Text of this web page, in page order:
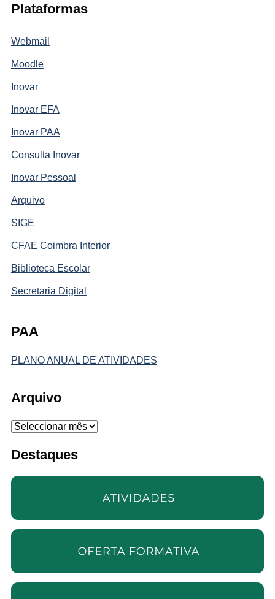
Plataformas
Webmail
Moodle
Inovar
Inovar EFA
Inovar PAA
Consulta Inovar
Inovar Pessoal
Arquivo
SIGE
CFAE Coimbra Interior
Biblioteca Escolar
Secretaria Digital
PAA
PLANO ANUAL DE ATIVIDADES
Arquivo
Arquivo
Destaques